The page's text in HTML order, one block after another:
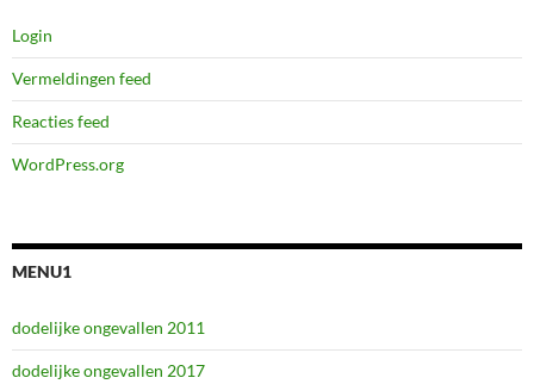
Login
Vermeldingen feed
Reacties feed
WordPress.org
MENU1
dodelijke ongevallen 2011
dodelijke ongevallen 2017